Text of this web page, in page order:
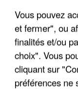
LES
FRANCE
Vous pouvez
et fermer", ou
finalités et/ou
choix". Vous
cliquant sur
préférences ne